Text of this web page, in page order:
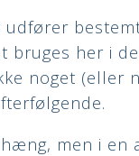
her i
noget (eller
men i en